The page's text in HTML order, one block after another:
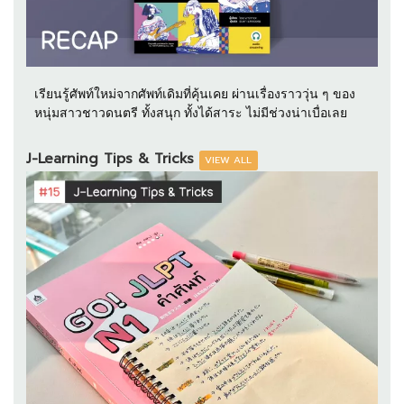
เรียนรู้ศัพท์ใหม่จากศัพท์เดิมที่คุ้นเคย ผ่านเรื่องราววุ่น ๆ ของ
หนุ่มสาวชาวดนตรี ทั้งสนุก ทั้งได้สาระ ไม่มีช่วงน่าเบื่อเลย
J-Learning Tips & Tricks VIEW ALL